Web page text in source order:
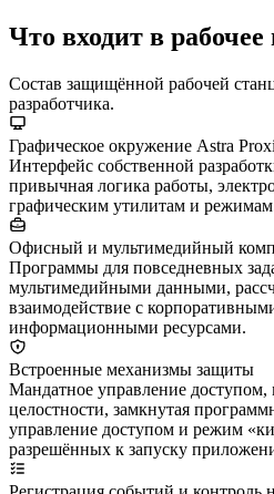
Что входит в рабочее
Состав защищённой рабочей
разработчика.
Графическое окружение Astra
Интерфейс собственной
привычная логика работы,
графическим утилитам и
Офисный и мультимедийный
Программы для повседневных
мультимедийными данными,
взаимодействие с
информационными ресурсами.
Встроенные механизмы защиты
Мандатное управление доступом,
целостности, замкнутая
управление доступом и режим
разрешённых к запуску